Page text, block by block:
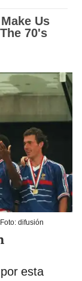
difusión
esta